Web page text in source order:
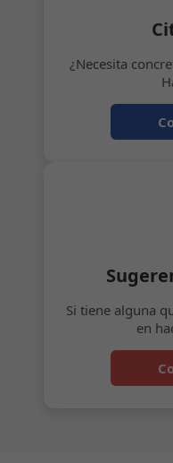
¿Necesita
Si tiene alguna
en